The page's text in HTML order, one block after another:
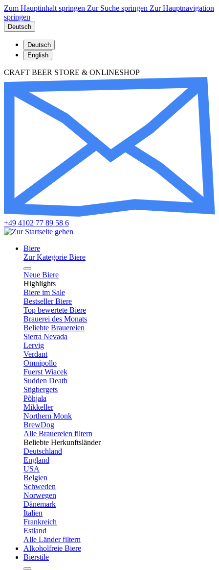
Zum Hauptinhalt springen Zur Suche springen Zur Hauptnavigation
springen
Deutsch
Deutsch
English
CRAFT BEER STORE & ONLINESHOP
+49 4102 77 89 58 6
Biere
Zur Kategorie Biere
Neue Biere
Highlights
Biere im Sale
Bestseller Biere
Top bewertete Biere
Brauerei des Monats
Beliebte Brauereien
Sierra Nevada
Lervig
Verdant
Omnipollo
Fuerst Wiacek
Sudden Death
Stigbergets
Põhjala
Mikkeller
Northern Monk
BrewDog
Alle Brauereien filtern
Beliebte Herkunftsländer
Deutschland
England
USA
Belgien
Schweden
Norwegen
Dänemark
Italien
Frankreich
Estland
Alle Länder filtern
Alkoholfreie Biere
Bierstile